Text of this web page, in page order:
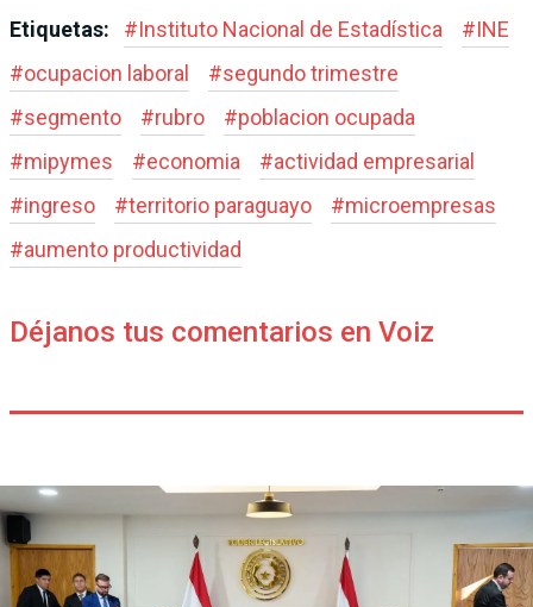
Etiquetas: #Instituto Nacional de Estadística #INE
#ocupacion laboral #segundo trimestre
#segmento #rubro #poblacion ocupada
#mipymes #economia #actividad empresarial
#ingreso #territorio paraguayo #microempresas
#aumento productividad
Déjanos tus comentarios en Voiz